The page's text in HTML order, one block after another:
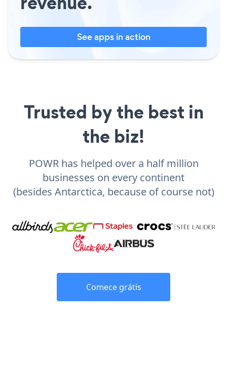
See apps in action
Trusted by the best in
the biz!
POWR has helped over a half million
businesses on every continent
(besides Antarctica, because of course not)
Comece grátis